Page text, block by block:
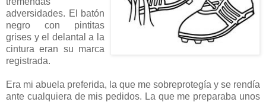
adversidades. El batón
negro con pintitas
grises y el delantal a la
cintura eran su marca
registrada.
Era mi abuela preferida, la que me sobreprotegía y se rendía
ante cualquiera de mis pedidos. La que me preparaba unos